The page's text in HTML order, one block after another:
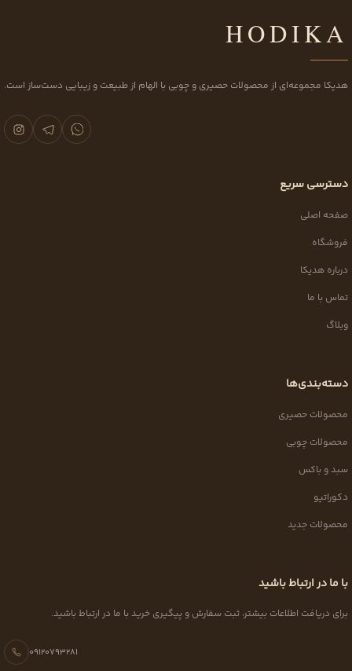
HODIKA
هدیکا مجموعه‌ای از محصولات حصیری و چوبی با الهام از طبیعت و زیبایی دست‌ساز است.
دسترسی سریع
صفحه اصلی
فروشگاه
درباره هدیکا
تماس با ما
وبلاگ
دسته‌بندی‌ها
محصولات حصیری
محصولات چوبی
سبد و باکس
دکوراتیو
محصولات جدید
با ما در ارتباط باشید
برای دریافت اطلاعات بیشتر، ثبت سفارش و پیگیری خرید با ما در ارتباط باشید.
09120793281